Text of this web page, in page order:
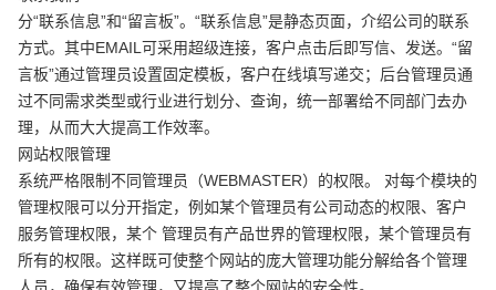
分“联系信息”和“留言板”。“联系信息”是静态页面，介绍公司的联系
方式。其中EMAIL可采用超级连接，客户点击后即写信、发送。“留
言板”通过管理员设置固定模板，客户在线填写递交；后台管理员通
过不同需求类型或行业进行划分、查询，统一部署给不同部门去办
理，从而大大提高工作效率。
网站权限管理
系统严格限制不同管理员（WEBMASTER）的权限。 对每个模块的
管理权限可以分开指定，例如某个管理员有公司动态的权限、客户
服务管理权限，某个 管理员有产品世界的管理权限，某个管理员有
所有的权限。这样既可使整个网站的庞大管理功能分解给各个管理
人员，确保有效管理，又提高了整个网站的安全性。